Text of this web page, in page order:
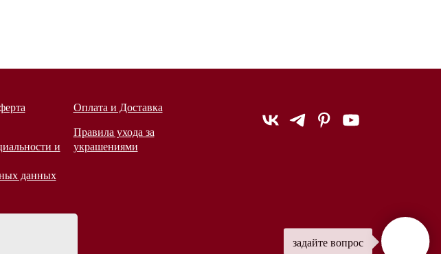
задайте вопрос
и
данных
Оплата и Доставка
Правила ухода за
украшениями